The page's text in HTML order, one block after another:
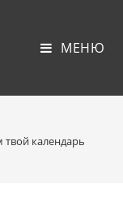
МЕНЮ
календарь